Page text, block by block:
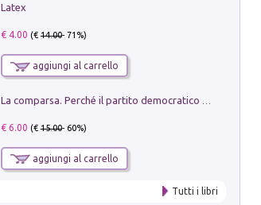
Latex
€ 4.00 (€14.00- 71%)
aggiungi al carrello
€ 6.00 (€15.00- 60%)
aggiungi al carrello
Tutti i libri